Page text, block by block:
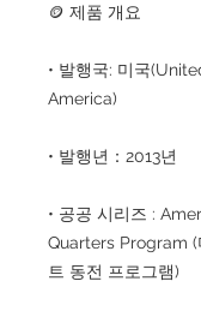
🪙 제품 개요
• 발행국: 미국
America)
• 발행년：2013년
• 공공 시리즈 :
Quarters Program (
트 동전 프로그램)